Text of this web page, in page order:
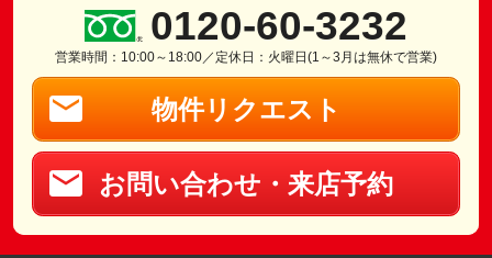
0120-60-3232
営業時間：10:00～18:00／定休日：火曜日(1～3月は無休で営業)
物件リクエスト
お問い合わせ・来店予約